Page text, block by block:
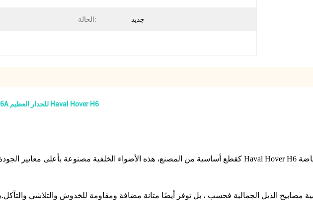
الحالة: جديد
الضوء الخارجي الخلفي 4133100XKZ36A 4133200XKZ36A للجدار العظيم Haval Hover H6
مصابيح الذيل الجمالية فحسب ، بل توفر أيضًا متانة مضافة ومقاومة للخدوش والتلاشي